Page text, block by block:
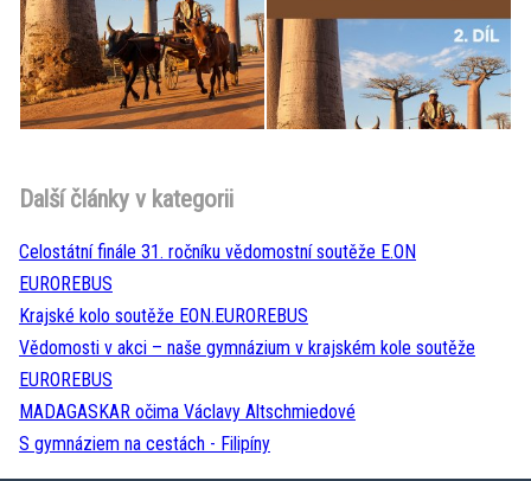
Další články v kategorii
Celostátní finále 31. ročníku vědomostní soutěže E.ON
EUROREBUS
Krajské kolo soutěže EON.EUROREBUS
Vědomosti v akci – naše gymnázium v krajském kole soutěže
EUROREBUS
MADAGASKAR očima Václavy Altschmiedové
S gymnáziem na cestách - Filipíny